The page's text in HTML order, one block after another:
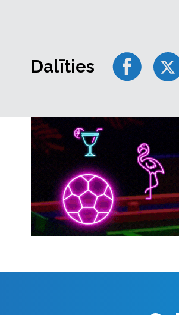
Organizators Gustavs Gotauts:
Pasākums notiks 16. novembrī
Pārpildītajās telpās cilvēki,
neveiksmju (!) stāstus, izpildīja
domājošajiem.
Pagātnes mantojums, dažādi
sabiedrības standarta pelna ļoti
Dalīties